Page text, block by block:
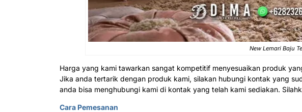
New Lemari Baju
Harga yang kami tawarkan sangat kompetitif menyesuaikan produk
Jika anda tertarik dengan produk kami, silakan hubungi kontak yang
anda bisa menghubungi kami di kontak yang telah kami sediakan.
Cara Pemesanan